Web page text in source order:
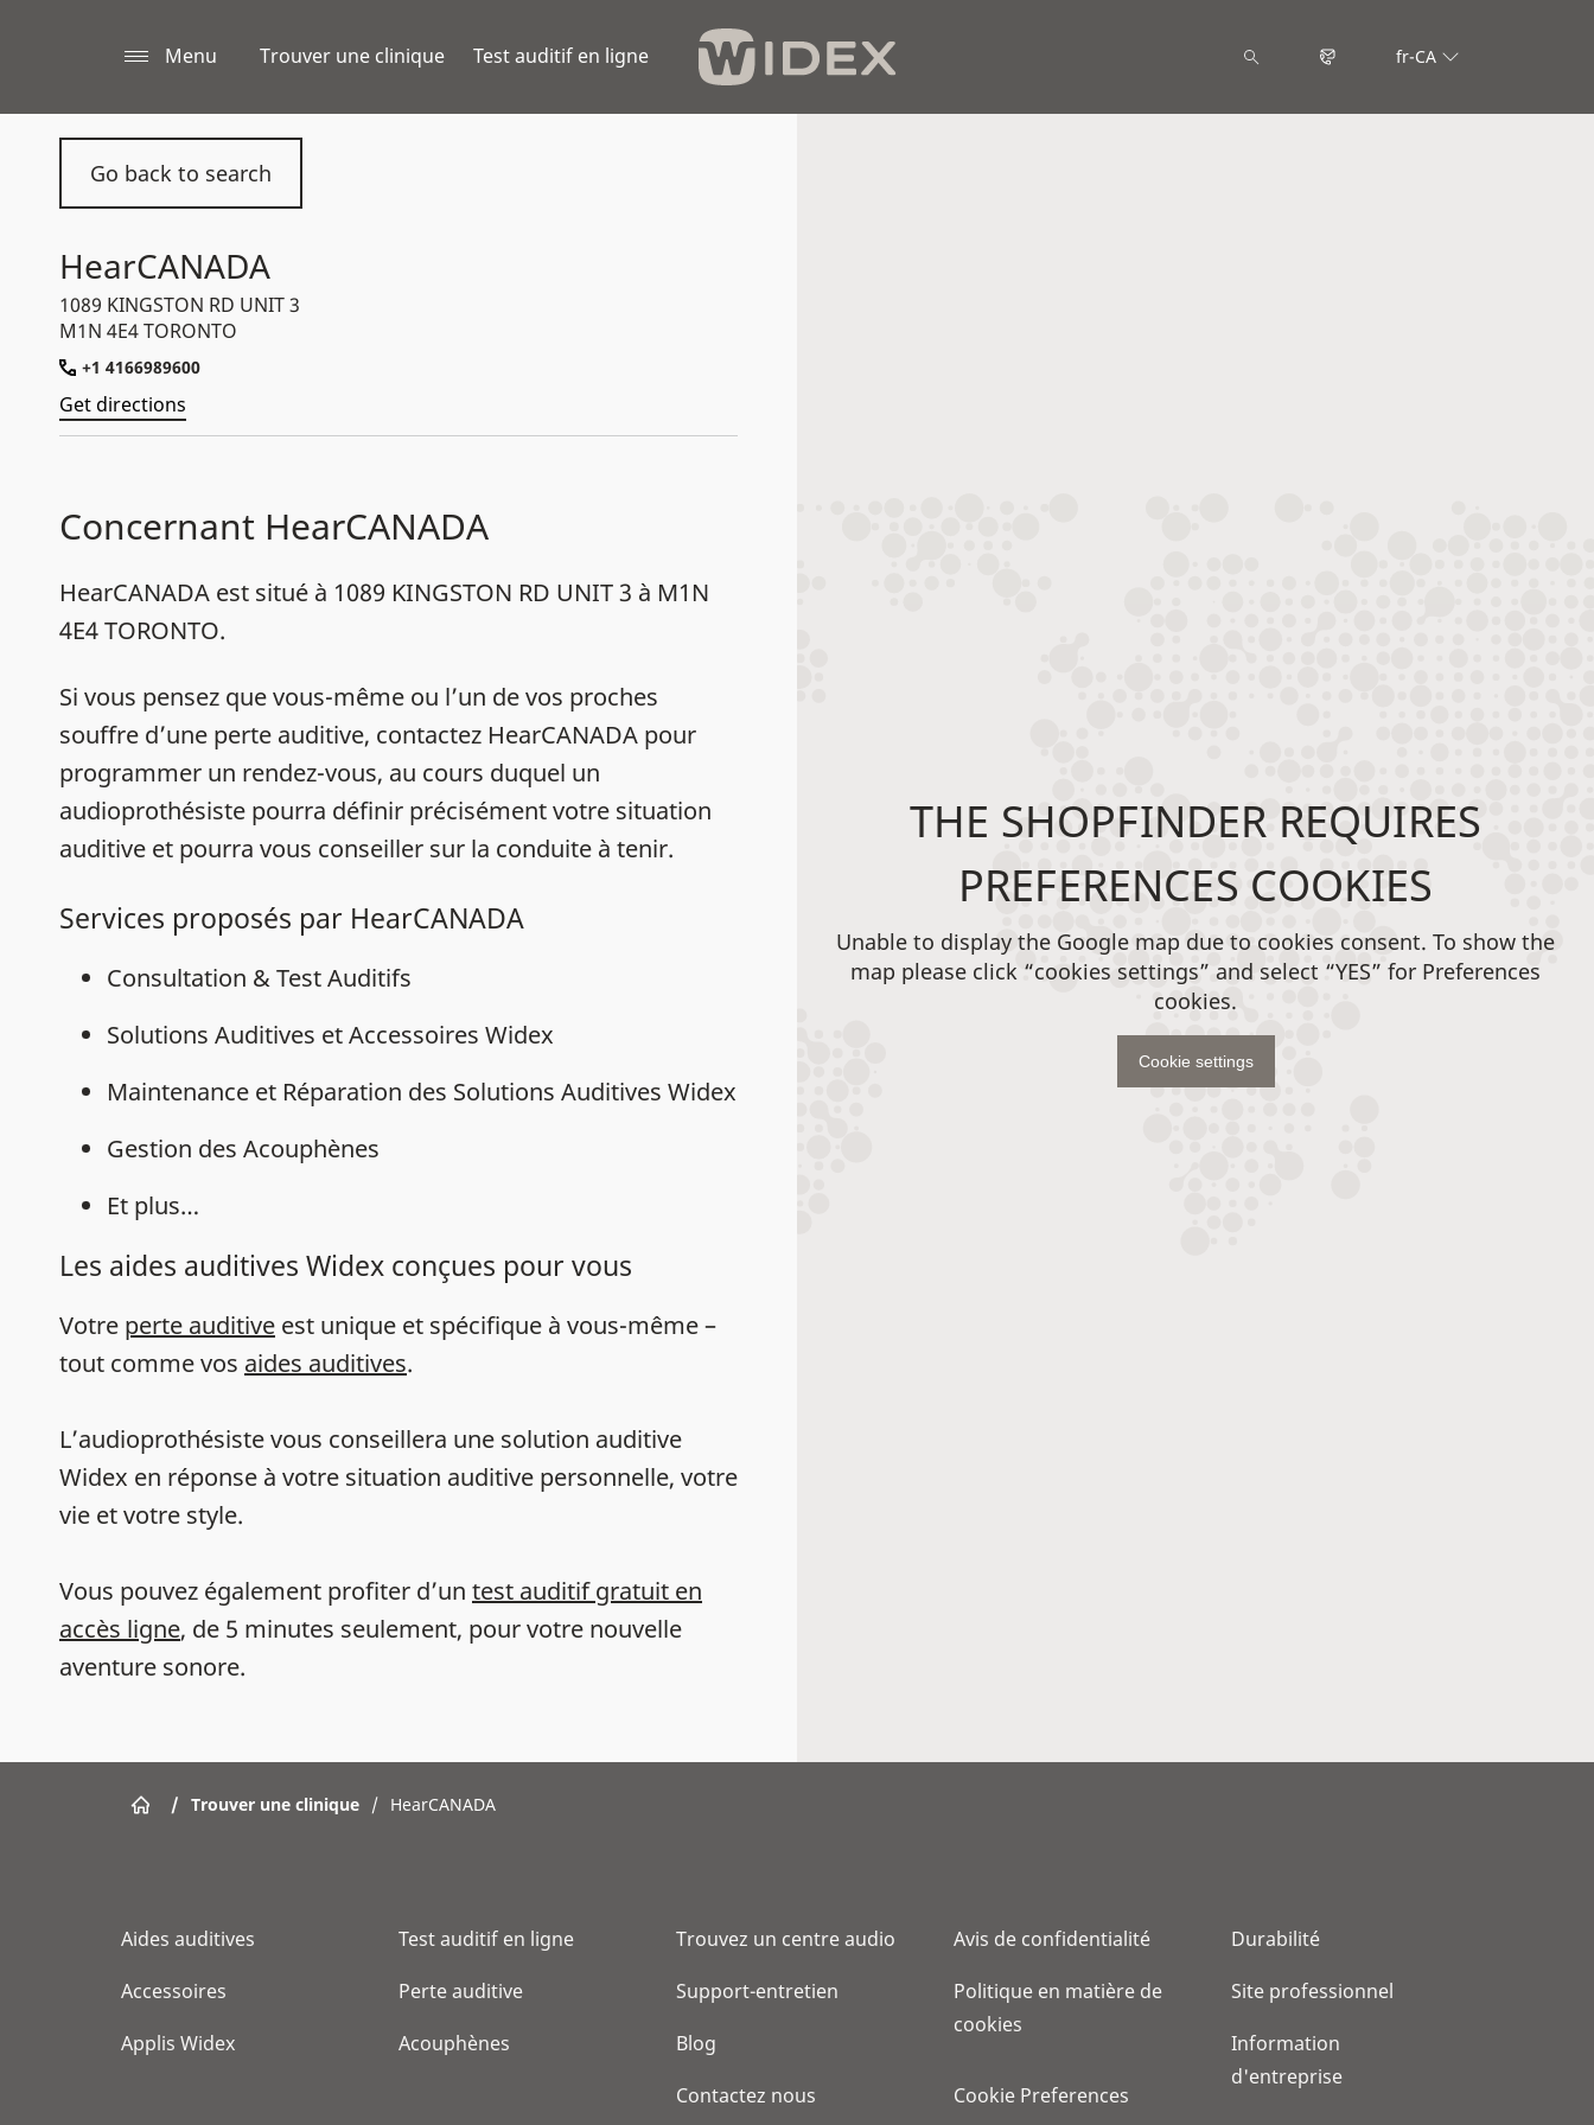
Menu Trouver une clinique Test auditif en ligne fr-CA
Go back to search
HearCANADA
1089 KINGSTON RD UNIT 3
M1N 4E4 TORONTO
+1 4166989600
Get directions
Concernant HearCANADA
HearCANADA est situé à 1089 KINGSTON RD UNIT 3 à M1N
4E4 TORONTO.
Si vous pensez que vous-même ou l’un de vos proches
souffre d’une perte auditive, contactez HearCANADA pour
programmer un rendez-vous, au cours duquel un
audioprothésiste pourra définir précisément votre situation
auditive et pourra vous conseiller sur la conduite à tenir.
Services proposés par HearCANADA
Consultation & Test Auditifs
Solutions Auditives et Accessoires Widex
Maintenance et Réparation des Solutions Auditives Widex
Gestion des Acouphènes
Et plus…
Les aides auditives Widex conçues pour vous
Votre perte auditive est unique et spécifique à vous-même –
tout comme vos aides auditives.
L’audioprothésiste vous conseillera une solution auditive
Widex en réponse à votre situation auditive personnelle, votre
vie et votre style.
Vous pouvez également profiter d’un test auditif gratuit en
accès ligne, de 5 minutes seulement, pour votre nouvelle
aventure sonore.
THE SHOPFINDER REQUIRES
PREFERENCES COOKIES
Unable to display the Google map due to cookies consent. To show the
map please click “cookies settings” and select “YES” for Preferences
cookies.
Cookie settings
/ Trouver une clinique / HearCANADA
Aides auditives
Accessoires
Applis Widex
Test auditif en ligne
Perte auditive
Acouphènes
Trouvez un centre audio
Support-entretien
Blog
Contactez nous
Avis de confidentialité
Politique en matière de
cookies
Cookie Preferences
Durabilité
Site professionnel
Information
d'entreprise